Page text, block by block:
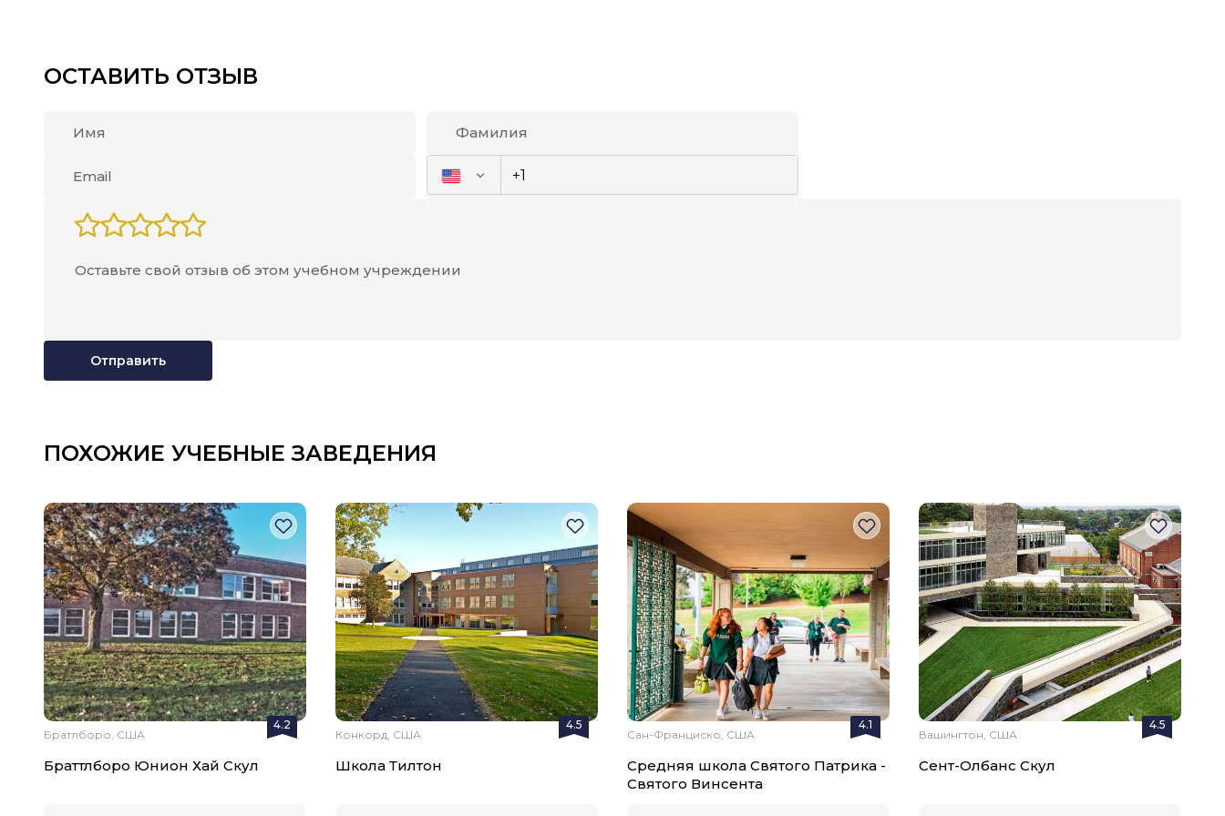
ОСТАВИТЬ ОТЗЫВ
Отправить
ПОХОЖИЕ УЧЕБНЫЕ ЗАВЕДЕНИЯ
4.2
Братлборо, США
Браттлборо Юнион Хай Скул
4.5
Конкорд, США
Школа Тилтон
4.1
Сан-Франциско, США
Средняя школа Святого Патрика -
Святого Винсента
4.5
Вашингтон, США
Сент-Олбанс Скул